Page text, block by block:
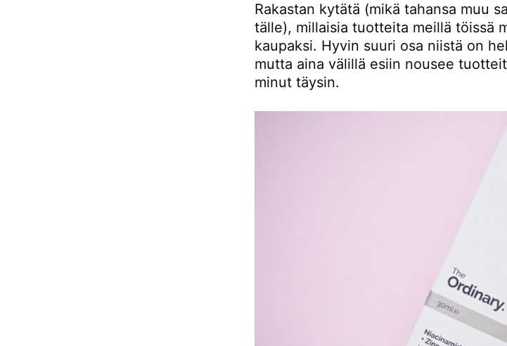
Rakastan kytätä (mikä tahansa muu
tälle), millaisia tuotteita meillä töissä
kaupaksi. Hyvin suuri osa niistä on
mutta aina välillä esiin nousee
minut täysin.